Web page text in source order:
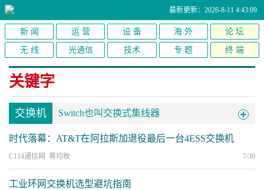
最新更新：2026-8-11 4:43:09
新 闻 运 营 设 备 海 外 论 坛
无 线 光通信 技术 专 题 终 端
关键字
交换机 Switch也叫交换式集线器
时代落幕：AT&T在阿拉斯加退役最后一台4ESS交换机
C114通信网 蒋均牧 7/30
工业环网交换机选型避坑指南